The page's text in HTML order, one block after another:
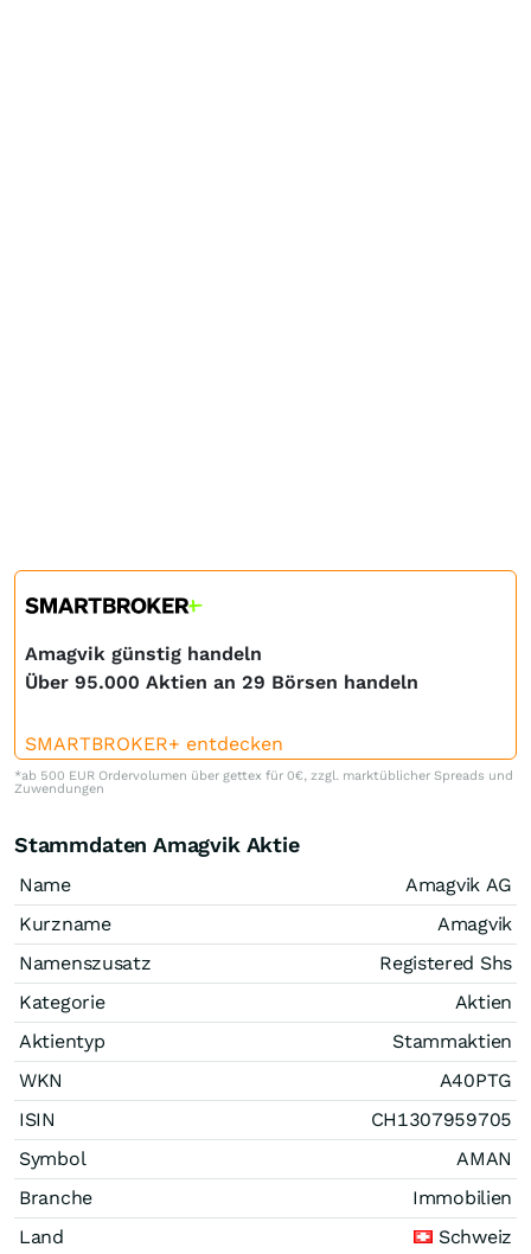
Amagvik günstig handeln
Über 95.000 Aktien an 29 Börsen handeln
SMARTBROKER+ entdecken
*ab 500 EUR Ordervolumen über gettex für 0€, zzgl. marktüblicher Spreads und
Zuwendungen
Stammdaten Amagvik Aktie
Name
Amagvik AG
Kurzname
Amagvik
Namenszusatz
Registered Shs
Kategorie
Aktien
Aktientyp
Stammaktien
WKN
A40PTG
ISIN
CH1307959705
Symbol
AMAN
Branche
Immobilien
Land
Schweiz